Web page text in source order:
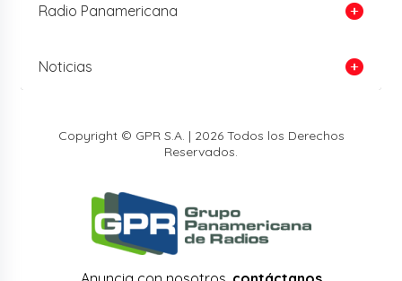
Radio Panamericana
Noticias
Copyright © GPR S.A. | 2026 Todos los Derechos
Reservados.